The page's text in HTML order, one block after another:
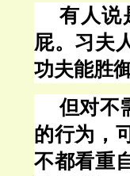
有人说
屁。习夫
功夫能胜
但对不
的行为，
不都看重